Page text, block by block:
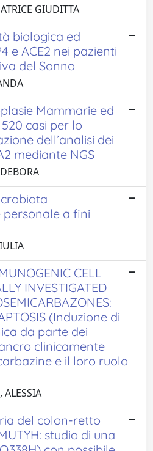
GIUDITTA
biologica ed
e ACE2 nei pazienti
del Sonno
Mammarie ed
casi per lo
dell’analisi dei
mediante NGS
personale a fini
CELL
INVESTIGATED
(Induzione di
da parte dei
clinicamente
e il loro ruolo
ALESSIA
del colon-retto
studio di una